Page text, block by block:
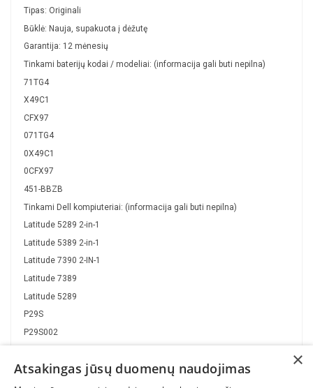
Tipas: Originali
Būklė: Nauja, supakuota į dėžutę
Garantija: 12 mėnesių
Tinkami baterijų kodai / modeliai: (informacija gali buti nepilna)
71TG4
X49C1
CFX97
071TG4
0X49C1
0CFX97
451-BBZB
Tinkami Dell kompiuteriai: (informacija gali buti nepilna)
Latitude 5289 2-in-1
Latitude 5389 2-in-1
Latitude 7390 2-IN-1
Latitude 7389
Latitude 5289
P29S
P29S002
×
Atsakingas jūsų duomenų naudojimas